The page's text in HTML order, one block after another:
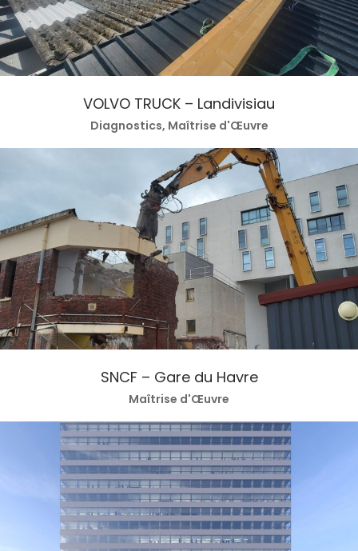
VOLVO TRUCK – Landivisiau
Diagnostics, Maîtrise d'Œuvre
SNCF – Gare du Havre
Maîtrise d'Œuvre